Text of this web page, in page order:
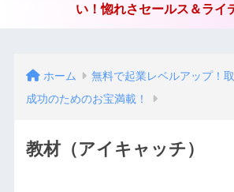
い！惚れさセールス＆ライ
ホーム
無料で起業レベルアップ！
成功のためのお宝満載！
教材（アイキャッチ）